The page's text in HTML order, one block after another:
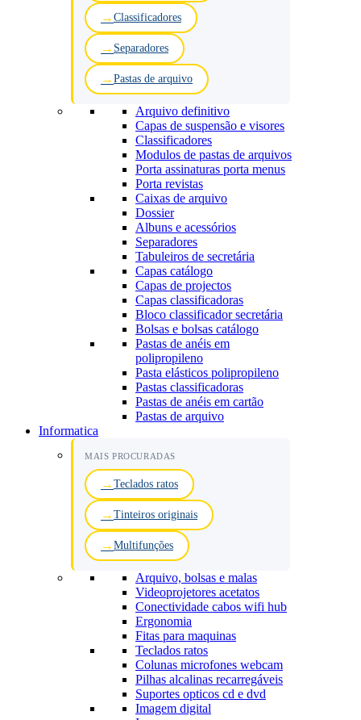
Classificadores
Separadores
Pastas de arquivo
Arquivo definitivo
Capas de suspensão e visores
Classificadores
Modulos de pastas de arquivos
Porta assinaturas porta menus
Porta revistas
Caixas de arquivo
Dossier
Albuns e acessórios
Separadores
Tabuleiros de secretária
Capas catálogo
Capas de projectos
Capas classificadoras
Bloco classificador secretária
Bolsas e bolsas catálogo
Pastas de anéis em
polipropileno
Pasta elásticos polipropileno
Pastas classificadoras
Pastas de anéis em cartão
Pastas de arquivo
Informatica
MAIS PROCURADAS
Teclados ratos
Tinteiros originais
Multifunções
Arquivo, bolsas e malas
Videoprojetores acetatos
Conectividade cabos wifi hub
Ergonomia
Fitas para maquinas
Teclados ratos
Colunas microfones webcam
Pilhas alcalinas recarregáveis
Suportes opticos cd e dvd
Imagem digital